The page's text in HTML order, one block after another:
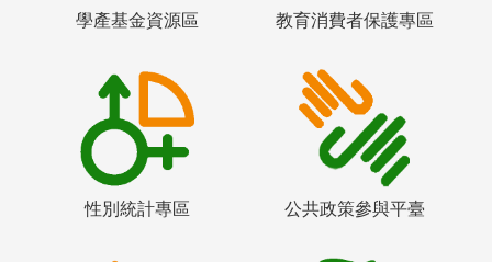
學產基金資源區 教育消費者保護專區
性別統計專區 公共政策參與平臺